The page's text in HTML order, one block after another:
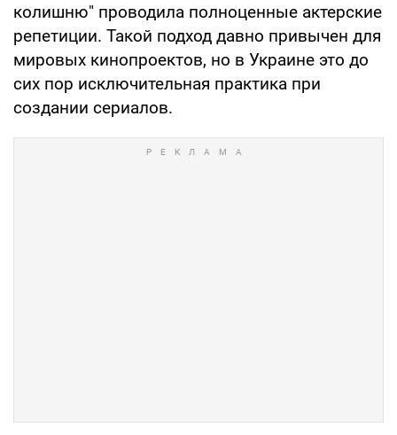
колишню" проводила полноценные актерские
репетиции. Такой подход давно привычен для
мировых кинопроектов, но в Украине это до
сих пор исключительная практика при
создании сериалов.